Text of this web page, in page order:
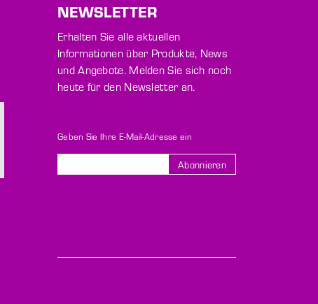
NEWSLETTER
Erhalten Sie alle aktuellen
Informationen über Produkte, News
und Angebote. Melden Sie sich noch
heute für den Newsletter an.
Geben Sie Ihre E-Mail-Adresse ein
Newsletter
Abonnieren